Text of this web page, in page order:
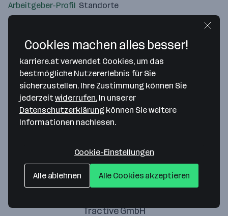
Arbeitgeber-Profil Standorte
Bitte stimme unseren Cookie-
Richtlinien zu, um diese Karte
anzuzeigen.
Tractive GmbH
Cookies machen alles besser!
karriere.at verwendet Cookies, um das
bestmögliche Nutzererlebnis für Sie
sicherzustellen. Ihre Zustimmung können Sie
jederzeitwiderrufen. In unserer
Datenschutzerklärung können Sie weitere
Informationen nachlesen.
Cookie-Einstellungen
Alle ablehnen Alle Cookies akzeptieren